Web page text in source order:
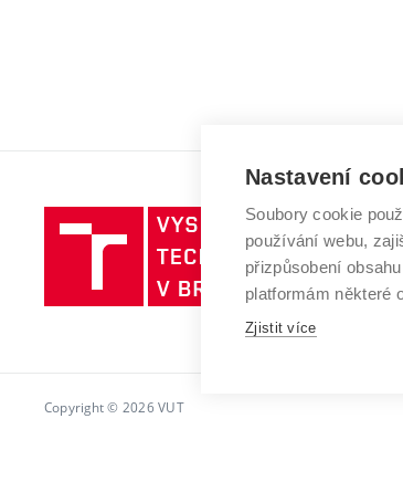
Vysoké
učení
technické
v
Copyright © 2026 VUT
Nastavení
Soubory cookie
používání webu,
přizpůsobení
platformám některé
Zjistit více